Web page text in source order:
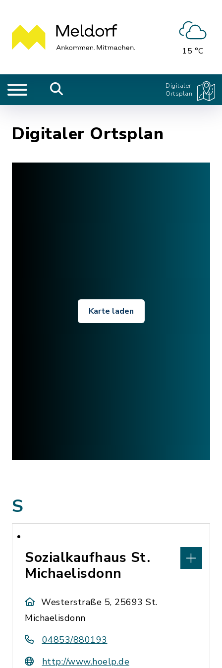
15 °C
Digitaler
Ortsplan
Digitaler Ortsplan
Karte laden
S
Sozialkaufhaus St.
Michaelisdonn
Westerstraße 5, 25693 St.
Michaelisdonn
04853/880193
http://www.hoelp.de